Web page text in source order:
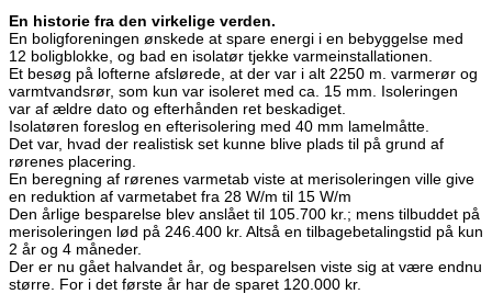
En historie fra den virkelige verden.
En boligforeningen ønskede at spare energi i en bebyggelse med
12 boligblokke, og bad en isolatør tjekke varmeinstallationen.
Et besøg på lofterne afslørede, at der var i alt 2250 m. varmerør og
varmtvandsrør, som kun var isoleret med ca. 15 mm. Isoleringen
var af ældre dato og efterhånden ret beskadiget.
Isolatøren foreslog en efterisolering med 40 mm lamelmåtte.
Det var, hvad der realistisk set kunne blive plads til på grund af
rørenes placering.
En beregning af rørenes varmetab viste at merisoleringen ville give
en reduktion af varmetabet fra 28 W/m til 15 W/m
Den årlige besparelse blev anslået til 105.700 kr.; mens tilbuddet på
merisoleringen lød på 246.400 kr. Altså en tilbagebetalingstid på kun
2 år og 4 måneder.
Der er nu gået halvandet år, og besparelsen viste sig at være endnu
større. For i det første år har de sparet 120.000 kr.